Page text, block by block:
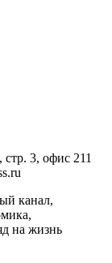
стр. 3, офис 211
канал,
на жизнь